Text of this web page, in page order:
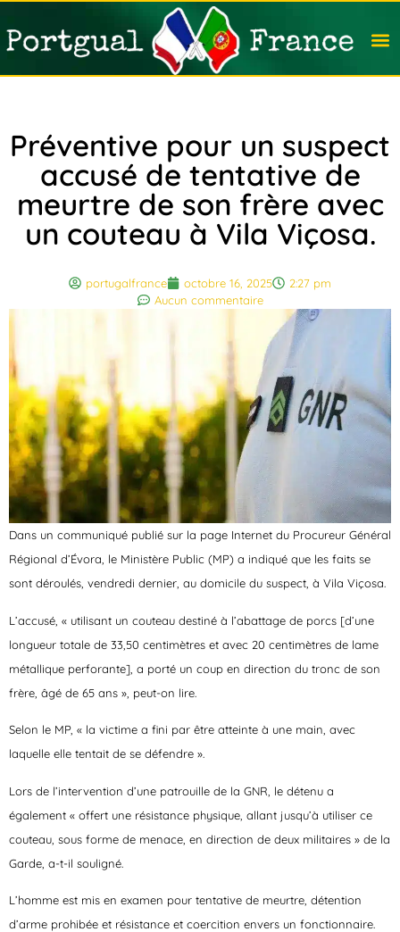
Préventive pour un suspect
accusé de tentative de
meurtre de son frère avec
un couteau à Vila Viçosa.
portugalfrance octobre 16, 2025
2:27 pm
Aucun commentaire
Dans un communiqué publié sur la page Internet du Procureur Général
Régional d’Évora, le Ministère Public (MP) a indiqué que les faits se
sont déroulés, vendredi dernier, au domicile du suspect, à Vila Viçosa.
L’accusé, « utilisant un couteau destiné à l’abattage de porcs [d’une
longueur totale de 33,50 centimètres et avec 20 centimètres de lame
métallique perforante], a porté un coup en direction du tronc de son
frère, âgé de 65 ans » , peut-on lire.
Selon le MP, « la victime a fini par être atteinte à une main, avec
laquelle elle tentait de se défendre ».
Lors de l’intervention d’une patrouille de la GNR, le détenu a
également « offert une résistance physique, allant jusqu’à utiliser ce
couteau, sous forme de menace, en direction de deux militaires » de la
Garde, a-t-il souligné.
L’homme est mis en examen pour tentative de meurtre, détention
d’arme prohibée et résistance et coercition envers un fonctionnaire.